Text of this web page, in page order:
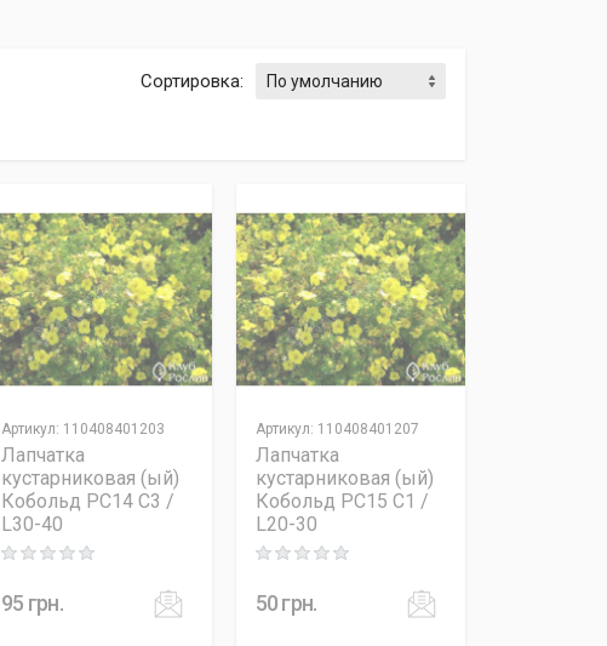
Сортировка:
Артикул: 110408401203
Лапчатка
кустарниковая (ый)
Кобольд PC14 C3 /
L30-40
Rating: 0 out of 5
95 грн.
Артикул: 110408401207
Лапчатка
кустарниковая (ый)
Кобольд PC15 C1 /
L20-30
Rating: 0 out of 5
50грн.